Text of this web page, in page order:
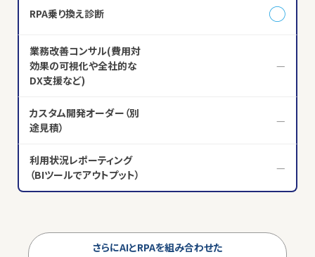
さらにAIとRPAを組み合わせた
RPA乗り換え診断 ◯
業務改善コンサル(費用対
効果の可視化や全社的な
DX支援など)
—
カスタム開発オーダー（別
途見積）
—
利用状況レポーティング
（BIツールでアウトプット）
—